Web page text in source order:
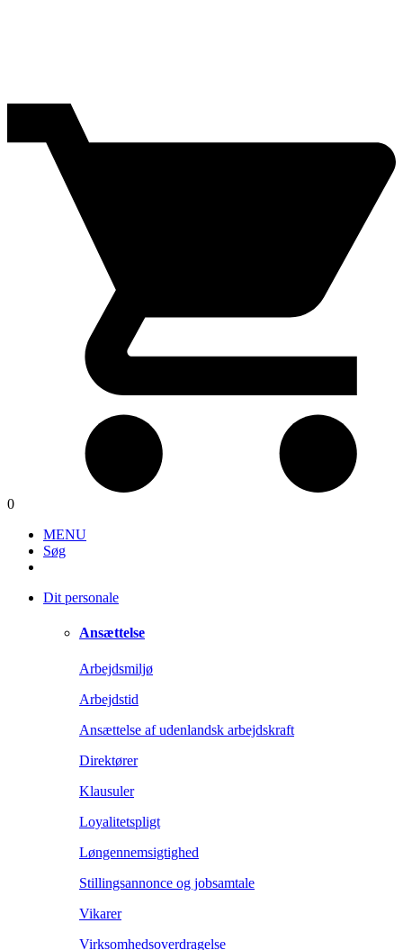
0
MENU
Søg
Dit personale
Ansættelse
Arbejdsmiljø
Arbejdstid
Ansættelse af udenlandsk arbejdskraft
Direktører
Klausuler
Loyalitetspligt
Løngennemsigtighed
Stillingsannonce og jobsamtale
Vikarer
Virksomhedsoverdragelse